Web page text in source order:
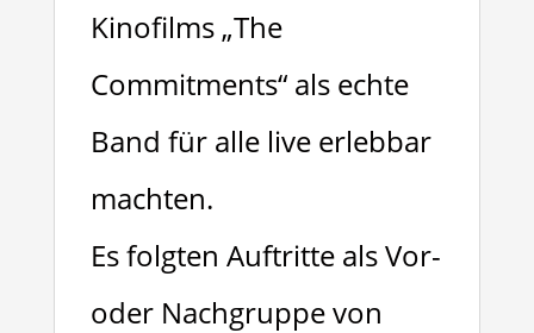
Kinofilms „The
Commitments“ als echte
Band für alle live erlebbar
machten.
Es folgten Auftritte als Vor-
oder Nachgruppe von